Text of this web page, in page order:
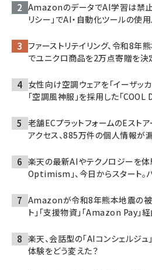
AmazonのデータでAI学習は禁止
リシー」でAI・自動化ツールの使
ファーストリテイリング、令和8
でユニクロ商品を2万点寄贈を決
女性向け空調ウェアを「イーザッ
「空調風神服」を採用した「COOL
老舗ECプラットフォームのEストア
アクセス、885万件の個人情報が
楽天の最新AIやテクノロジーを
Optimism」、今日からスタート。
Amazonが令和8年熊本地震の被
ト」「支援物資」「Amazon Pay」
楽天、会話型の「AIコンシェルジ
体験をどう変えた？